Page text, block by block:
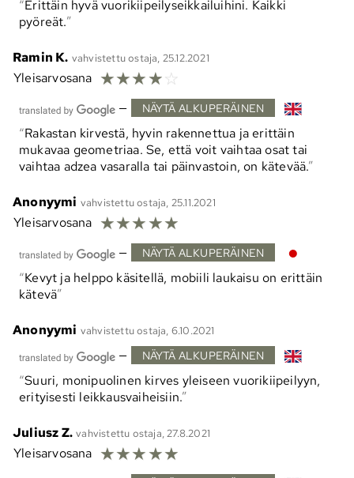
Erittäin hyvä vuorikiipeilyseikkailuihini. Kaikki
pyöreät.
Ramin K. vahvistettu ostaja, 25.12.2021
Yleisarvosana ☆☆☆☆☆
— NÄYTÄ ALKUPERÄINEN
Rakastan kirvestä, hyvin rakennettua ja erittäin
mukavaa geometriaa. Se, että voit vaihtaa osat tai
vaihtaa adzea vasaralla tai päinvastoin, on kätevää.
Anonyymi vahvistettu ostaja, 25.11.2021
Yleisarvosana ☆☆☆☆☆
— NÄYTÄ ALKUPERÄINEN
Kevyt ja helppo käsitellä, mobiili laukaisu on erittäin
kätevä
Anonyymi vahvistettu ostaja, 6.10.2021
— NÄYTÄ ALKUPERÄINEN
Suuri, monipuolinen kirves yleiseen vuorikiipeilyyn,
erityisesti leikkausvaiheisiin.
Juliusz Z. vahvistettu ostaja, 27.8.2021
Yleisarvosana ☆☆☆☆☆